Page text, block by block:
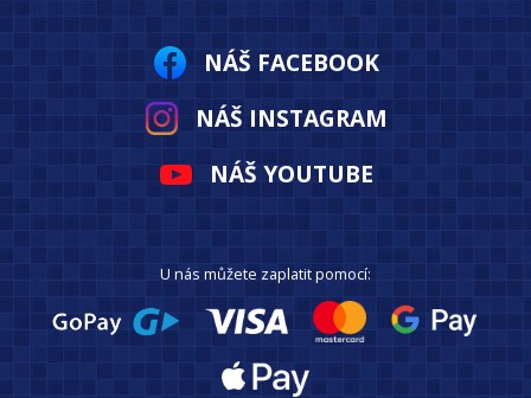
NÁŠ FACEBOOK
NÁŠ INSTAGRAM
NÁŠ YOUTUBE
U nás můžete zaplatit pomocí: